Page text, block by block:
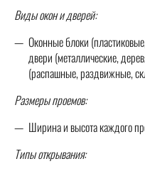
Виды окон и дверей:
Оконные блоки
двери (металлические,
(распашные, раздвижные,
Размеры проемов:
Ширина и высота каждого
Типы открывания: